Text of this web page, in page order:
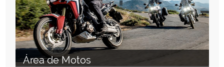
Área de Motos